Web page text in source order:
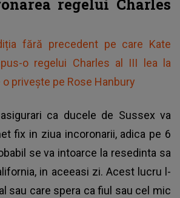
regelui Charles
fără precedent pe care Kate
o regelui Charles al III lea la
privește pe Rose Hanbury
ca ducele de Sussex va
fix in ziua incoronarii, adica pe 6
se va intoarce la resedinta sa
in aceeasi zi. Acest lucru l-
sau care spera ca fiul sau cel mic